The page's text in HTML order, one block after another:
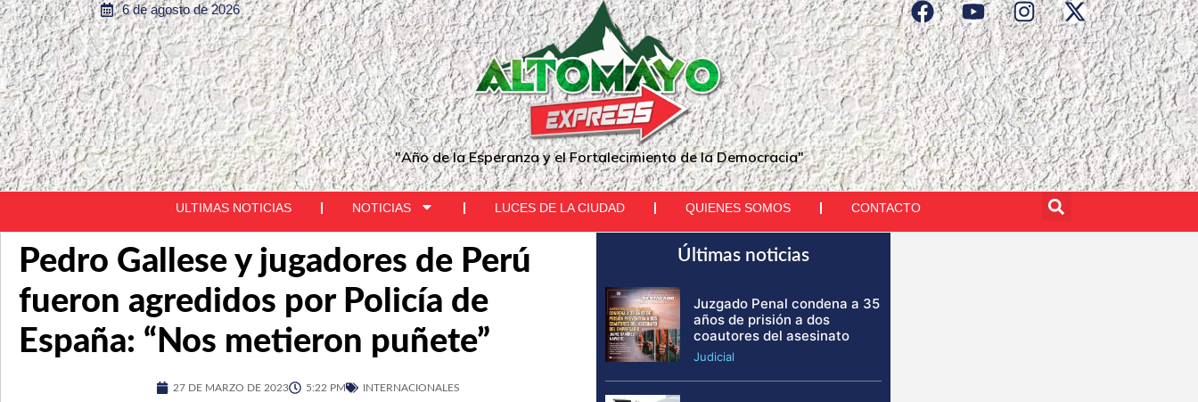
6 de agosto de 2026
"Año de la Esperanza y el Fortalecimiento de la Democracia"
ULTIMAS NOTICIAS NOTICIAS LUCES DE LA CIUDAD QUIENES SOMOS CONTACTO
Pedro Gallese y jugadores de Perú
fueron agredidos por Policía de
España: “Nos metieron puñete”
27 DE MARZO DE 2023 5:22 PM INTERNACIONALES
Últimas noticias
Juzgado Penal condena a 35
años de prisión a dos
coautores del asesinato
Judicial